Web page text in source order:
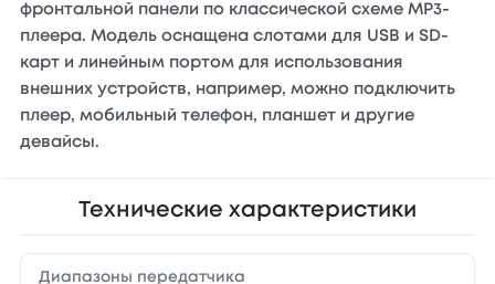
фронтальной панели по классической схеме MP3-
плеера. Модель оснащена слотами для USB и SD-
карт и линейным портом для использования
внешних устройств, например, можно подключить
плеер, мобильный телефон, планшет и другие
девайсы.
Технические характеристики
Диапазоны передатчика